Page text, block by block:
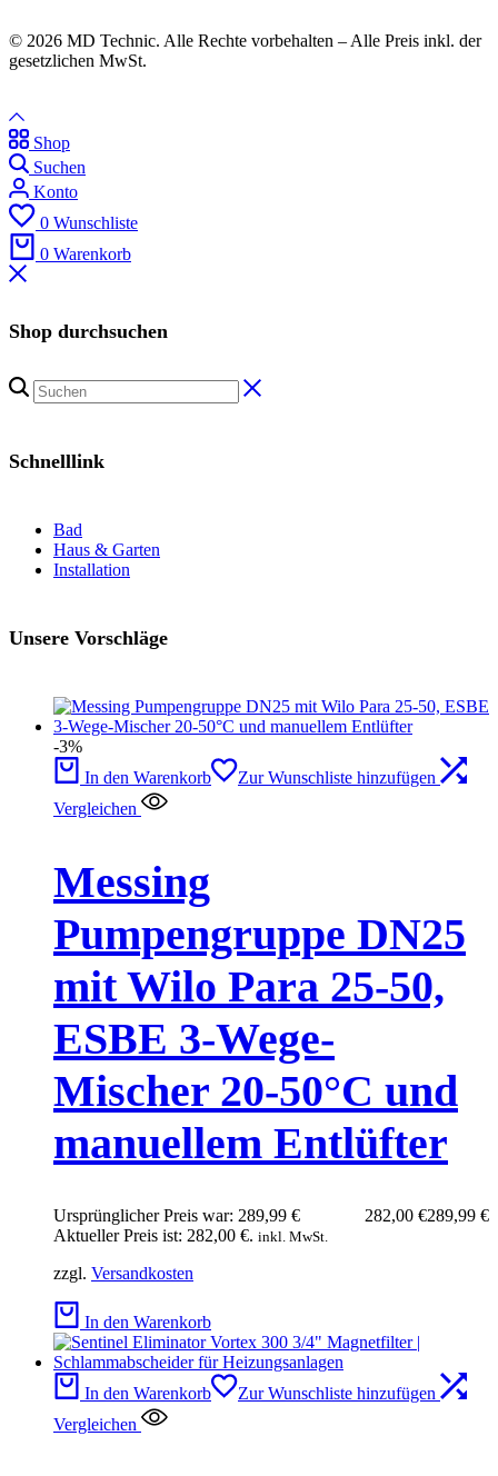
© 2026 MD Technic. Alle Rechte vorbehalten – Alle Preis inkl. der
gesetzlichen MwSt.
Shop
Suchen
Konto
0 Wunschliste
0 Warenkorb
Shop durchsuchen
Schnelllink
Bad
Haus & Garten
Installation
Unsere Vorschläge
-3%
In den Warenkorb
Zur Wunschliste hinzufügen
Vergleichen
Messing
Pumpengruppe DN25
mit Wilo Para 25-50,
ESBE 3-Wege-
Mischer 20-50°C und
manuellem Entlüfter
289,99 €
Ursprünglicher Preis war: 289,99 € 282,00 €
Aktueller Preis ist: 282,00 €. inkl. MwSt.
zzgl. Versandkosten
In den Warenkorb
In den Warenkorb
Zur Wunschliste hinzufügen
Vergleichen